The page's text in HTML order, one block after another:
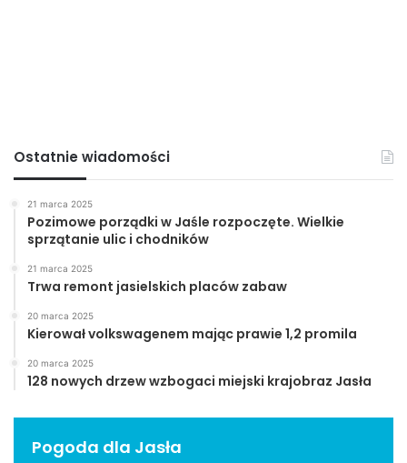
Ostatnie wiadomości
21 marca 2025
Pozimowe porządki w Jaśle rozpoczęte. Wielkie
sprzątanie ulic i chodników
21 marca 2025
Trwa remont jasielskich placów zabaw
20 marca 2025
Kierował volkswagenem mając prawie 1,2 promila
20 marca 2025
128 nowych drzew wzbogaci miejski krajobraz Jasła
Pogoda dla Jasła